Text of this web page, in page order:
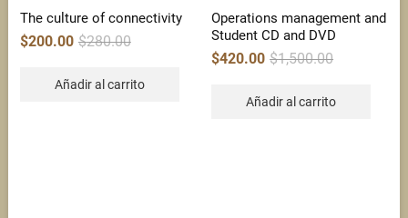
The culture of connectivity
$280.00Original
price
$200.00
Current
price
Añadir al carrito
Operations management and
Student CD and DVD
$1,500.00
$420.00
Añadir al carrito